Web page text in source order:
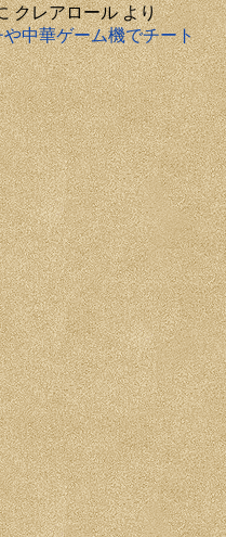
クレアロールより
中華ゲーム機でチート